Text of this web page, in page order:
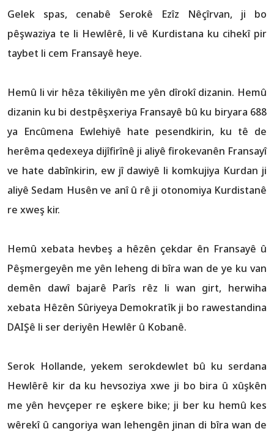
Gelek spas, cenabê Serokê Ezîz Nêçîrvan, ji bo
pêşwaziya te li Hewlêrê, li vê Kurdistana ku cihekî pir
taybet li cem Fransayê heye.
Hemû li vir hêza têkiliyên me yên dîrokî dizanin. Hemû
dizanin ku bi destpêşxeriya Fransayê bû ku biryara 688
ya Encûmena Ewlehiyê hate pesendkirin, ku tê de
herêma qedexeya dijîfirînê ji aliyê firokevanên Fransayî
ve hate dabînkirin, ew jî dawiyê li komkujiya Kurdan ji
aliyê Sedam Husên ve anî û rê ji otonomiya Kurdistanê
re xweş kir.
Hemû xebata hevbeş a hêzên çekdar ên Fransayê û
Pêşmergeyên me yên leheng di bîra wan de ye ku van
demên dawî bajarê Parîs rêz li wan girt, herwiha
xebata Hêzên Sûriyeya Demokratîk ji bo rawestandina
DAIŞê li ser deriyên Hewlêr û Kobanê.
Serok Hollande, yekem serokdewlet bû ku serdana
Hewlêrê kir da ku hevsoziya xwe ji bo bira û xûşkên
me yên hevçeper re eşkere bike; ji ber ku hemû kes
wêrekî û cangoriya wan lehengên jinan di bîra wan de